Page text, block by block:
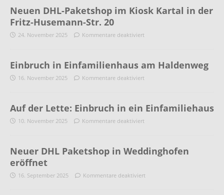
Neuen DHL-Paketshop im Kiosk Kartal in der
Fritz-Husemann-Str. 20
24. November 2025 Kommentare deaktiviert
Einbruch in Einfamilienhaus am Haldenweg
16. November 2025 Kommentare deaktiviert
Auf der Lette: Einbruch in ein Einfamiliehaus
10. November 2025 Kommentare deaktiviert
Neuer DHL Paketshop in Weddinghofen
eröffnet
16. September 2025 Kommentare deaktiviert